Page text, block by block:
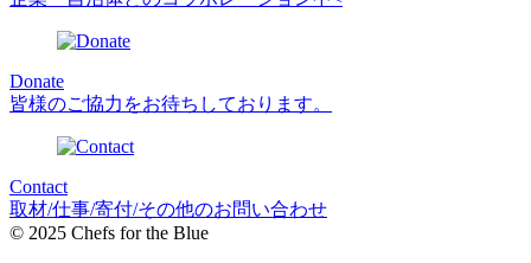
Donate
皆様のご協力をお待ちしております。
Contact
取材/仕事/寄付/その他のお問い合わせ
© 2025 Chefs for the Blue